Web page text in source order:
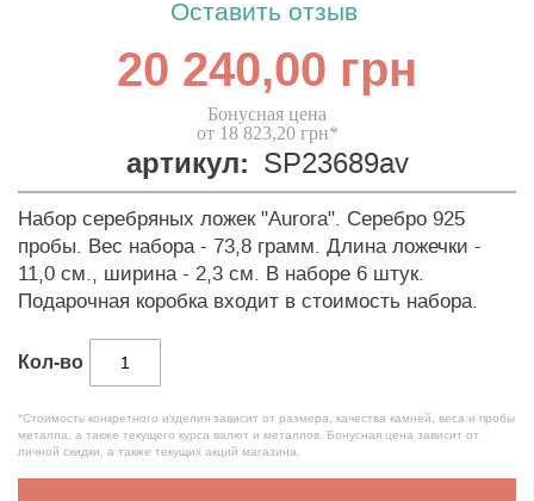
Оставить отзыв
20 240,00 грн
Бонусная цена
от 18 823,20 грн*
артикул: SP23689av
Набор серебряных ложек "Aurora". Серебро 925
пробы. Вес набора - 73,8 грамм. Длина ложечки -
11,0 см., ширина - 2,3 см. В наборе 6 штук.
Подарочная коробка входит в стоимость набора.
Кол-во
*Стоимость конкретного изделия зависит от размера, качества камней, веса и пробы
металла, а также текущего курса валют и металлов. Бонусная цена зависит от
личной скидки, а также текущих акций магазина.